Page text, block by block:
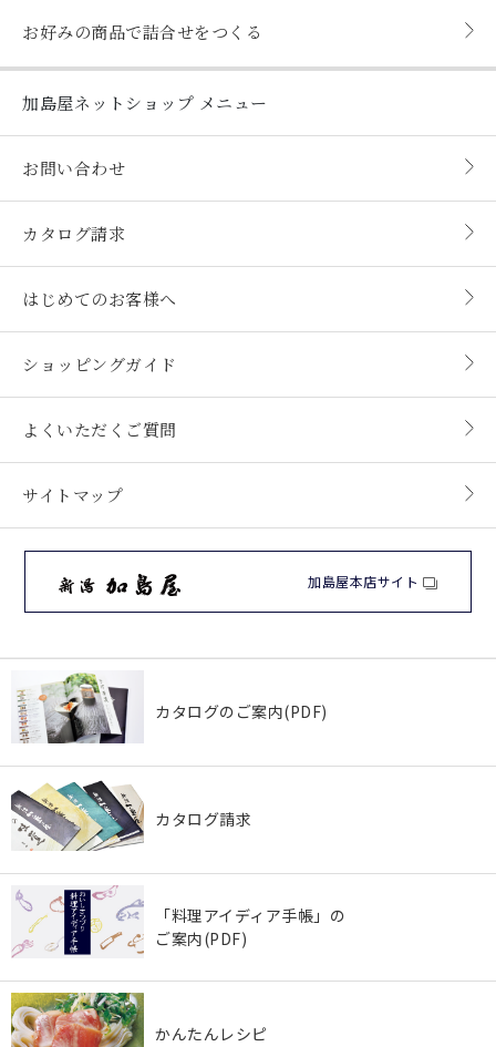
お好みの商品で詰合せをつくる
加島屋ネットショップ メニュー
お問い合わせ
カタログ請求
はじめてのお客様へ
ショッピングガイド
よくいただくご質問
サイトマップ
加島屋本店サイト
カタログのご案内(PDF)
カタログ請求
「料理アイディア手帳」の
ご案内(PDF)
かんたんレシピ